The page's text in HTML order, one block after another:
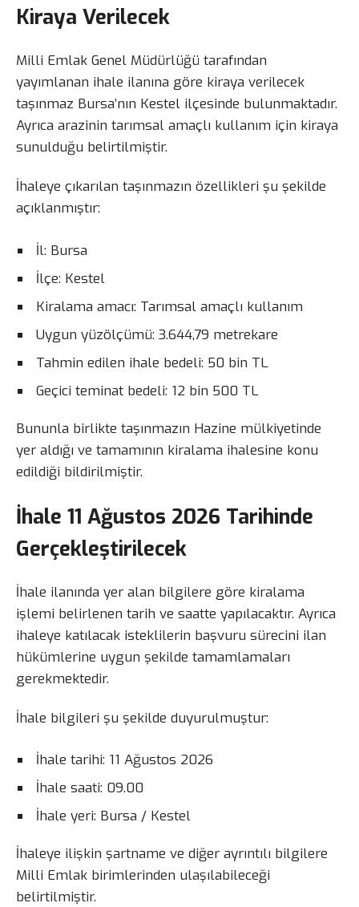
Kiraya Verilecek
Milli Emlak Genel Müdürlüğü tarafından
yayımlanan ihale ilanına göre kiraya verilecek
taşınmaz Bursa’nın Kestel ilçesinde bulunmaktadır.
Ayrıca arazinin tarımsal amaçlı kullanım için kiraya
sunulduğu belirtilmiştir.
İhaleye çıkarılan taşınmazın özellikleri şu şekilde
açıklanmıştır:
İl: Bursa
İlçe: Kestel
Kiralama amacı: Tarımsal amaçlı kullanım
Uygun yüzölçümü: 3.644,79 metrekare
Tahmin edilen ihale bedeli: 50 bin TL
Geçici teminat bedeli: 12 bin 500 TL
Bununla birlikte taşınmazın Hazine mülkiyetinde
yer aldığı ve tamamının kiralama ihalesine konu
edildiği bildirilmiştir.
İhale 11 Ağustos 2026 Tarihinde
Gerçekleştirilecek
İhale ilanında yer alan bilgilere göre kiralama
işlemi belirlenen tarih ve saatte yapılacaktır. Ayrıca
ihaleye katılacak isteklilerin başvuru sürecini ilan
hükümlerine uygun şekilde tamamlamaları
gerekmektedir.
İhale bilgileri şu şekilde duyurulmuştur:
İhale tarihi: 11 Ağustos 2026
İhale saati: 09.00
İhale yeri: Bursa / Kestel
İhaleye ilişkin şartname ve diğer ayrıntılı bilgilere
Milli Emlak birimlerinden ulaşılabileceği
belirtilmiştir.